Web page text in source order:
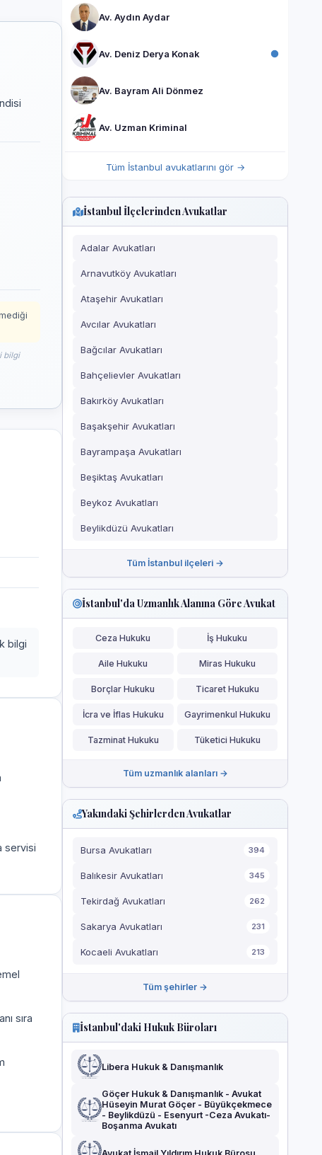
bilgi
bilgi
servisi
sıra
Av. Aydın Aydar
Av. Deniz Derya Konak
Av. Bayram Ali Dönmez
Av. Uzman Kriminal
Tüm İstanbul avukatlarını gör →
İstanbul İlçelerinden Avukatlar
Adalar Avukatları
Arnavutköy Avukatları
Ataşehir Avukatları
Avcılar Avukatları
Bağcılar Avukatları
Bahçelievler Avukatları
Bakırköy Avukatları
Başakşehir Avukatları
Bayrampaşa Avukatları
Beşiktaş Avukatları
Beykoz Avukatları
Beylikdüzü Avukatları
Tüm İstanbul ilçeleri →
İstanbul'da Uzmanlık Alanına Göre Avukat
Ceza Hukuku İş Hukuku
Aile Hukuku Miras Hukuku
Borçlar Hukuku Ticaret Hukuku
İcra ve İflas Hukuku Gayrimenkul Hukuku
Tazminat Hukuku Tüketici Hukuku
Tüm uzmanlık alanları →
Yakındaki Şehirlerden Avukatlar
Bursa Avukatları 394
Balıkesir Avukatları 345
Tekirdağ Avukatları 262
Sakarya Avukatları 231
Kocaeli Avukatları 213
Tüm şehirler →
İstanbul'daki Hukuk Büroları
Libera Hukuk & Danışmanlık
Göçer Hukuk & Danışmanlık - Avukat
Hüseyin Murat Göçer - Büyükçekmece
- Beylikdüzü - Esenyurt -Ceza Avukatı-
Boşanma Avukatı
Avukat İsmail Yıldırım Hukuk Bürosu